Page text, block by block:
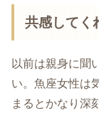
共感してく
以前は親身に聞
い。魚座女性は
まるとかなり深